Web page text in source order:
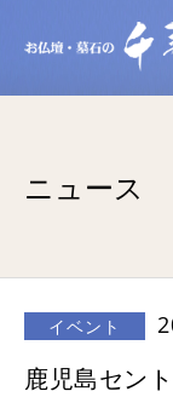
ニュース
イベント
鹿児島セン